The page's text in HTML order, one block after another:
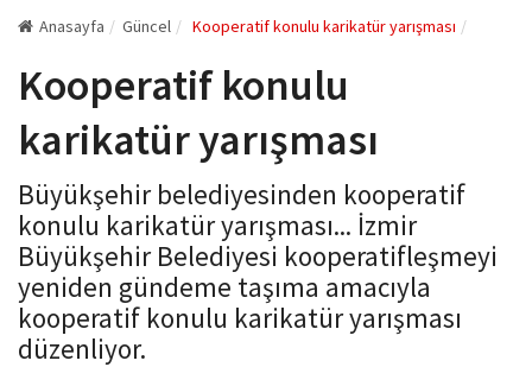
e
a
i
a
t
i
o
n
Anasayfa Güncel Kooperatif konulu karikatür yarışması
Kooperatif konulu
karikatür yarışması
Büyükşehir belediyesinden kooperatif
konulu karikatür yarışması... İzmir
Büyükşehir Belediyesi kooperatifleşmeyi
yeniden gündeme taşıma amacıyla
kooperatif konulu karikatür yarışması
düzenliyor.